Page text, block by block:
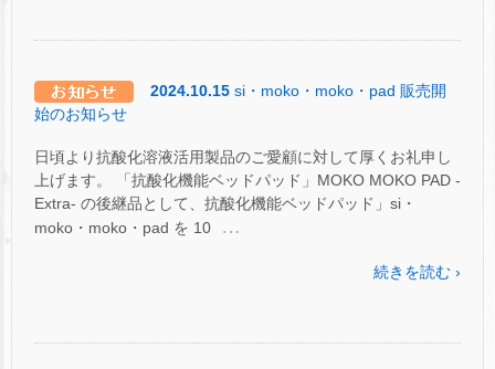
2024.10.15 si・moko・moko・pad 販売開
始のお知らせ
日頃より抗酸化溶液活用製品のご愛顧に対して厚くお礼申し
上げます。 「抗酸化機能ベッドパッド」MOKO MOKO PAD -
Extra- の後継品として、抗酸化機能ベッドパッド」si・
moko・moko・pad を 10
…
続きを読む ›